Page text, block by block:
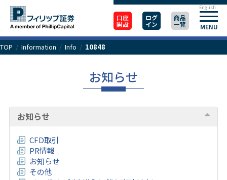
口座
開設
ログ
イン
商品
一覧 MENU
English
TOP / Information / Info / 10848
お知らせ
お知らせ
CFD取引
PR情報
お知らせ
その他